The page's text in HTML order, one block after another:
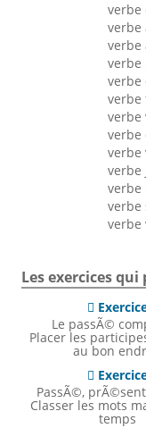
verbe
verbe
verbe
verbe
verbe
verbe
verbe
verbe
verbe
verbe
verbe
verbe
verbe
Les exercices

Le passÃ©
Placer les
au bon

PassÃ©,
Classer les mots
temps